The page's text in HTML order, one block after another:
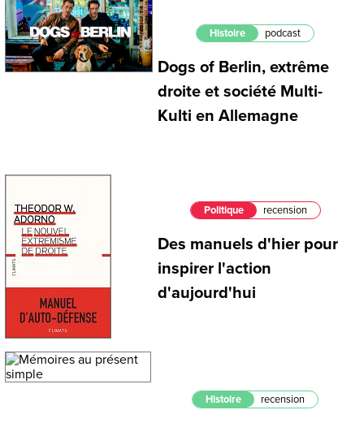
Histoire podcast
Dogs of Berlin, extrême
droite et société Multi-
Kulti en Allemagne
Politique recension
Des manuels d'hier pour
inspirer l'action
d'aujourd'hui
Histoire recension